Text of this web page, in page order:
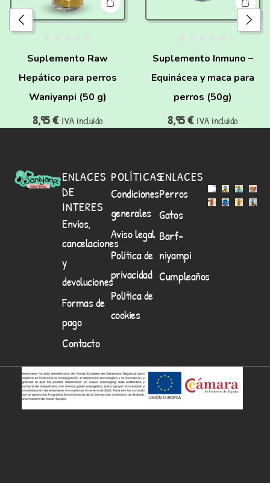
Suplemento Raw
Hepático para perros
Waniyanpi (50 g)
8,95€ IVA incluido
Suplemento Inmuno –
Equinácea y maca para
perros (50g)
8,95€ IVA incluido
ENLACES
DE
INTERES
Envíos,
cancelaciones
y
devoluciones
Formas de
pago
Contacto
POLÍTICAS
Condiciones
generales
Aviso legal
Política de
privacidad
Política de
cookies
ENLACES
Perros
Gatos
Barf-
niyampi
Cumpleaños